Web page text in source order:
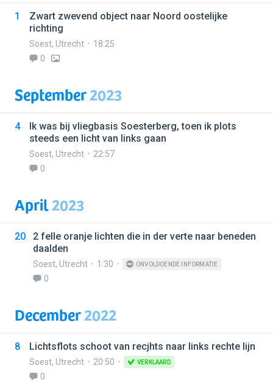
1
Zwart zwevend object naar Noord oostelijke
richting
Soest, Utrecht
18:25
0
September2023
4
Ik was bij vliegbasis Soesterberg, toen ik plots
steeds een licht van links gaan
Soest, Utrecht
22:57
0
April2023
20
2 felle oranje lichten die in der verte naar beneden
daalden
Soest, Utrecht 1:30 ONVOLDOENDE INFORMATIE
0
December2022
8 Lichtsflots schoot van recjhts naar links rechte lijn
Soest, Utrecht 20:50 VERKLAARD
0